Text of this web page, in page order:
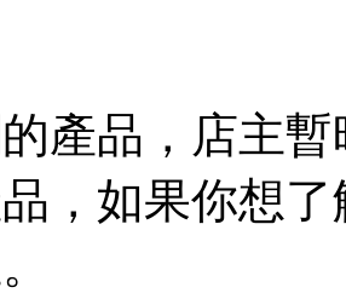
產品，店主
，如果你想